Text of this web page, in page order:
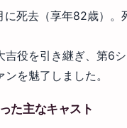
に死去（享年82歳）
吉役を引き継ぎ、第6
を魅了しました。
た主なキャスト